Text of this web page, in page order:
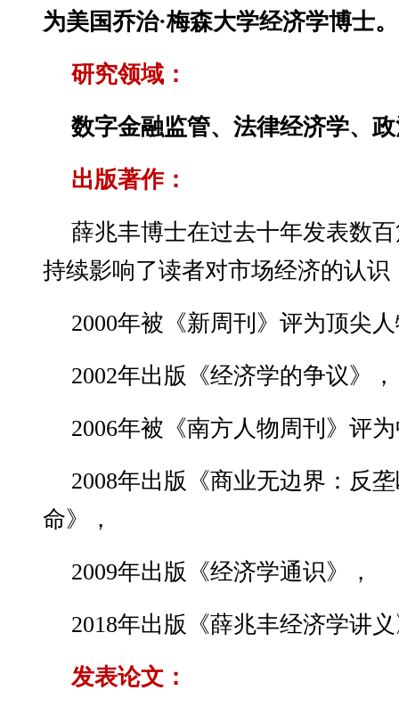
为美国乔治·梅森大学经济学博士。
研究领域：
数字金融监管、法律经济学、
出版著作：
薛兆丰博士在过去十年发表数
持续影响了读者对市场经济的认识
2000年被《新周刊》评为顶尖
2002年出版《经济学的争议》，
2006年被《南方人物周刊》评
2008年出版《商业无边界：反
命》，
2009年出版《经济学通识》，
2018年出版《薛兆丰经济学讲
发表论文：